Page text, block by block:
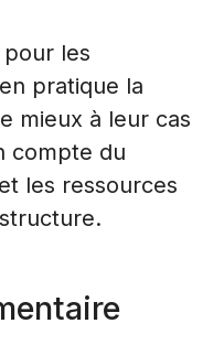
les
pratique la
mieux à leur cas
compte du
les ressources